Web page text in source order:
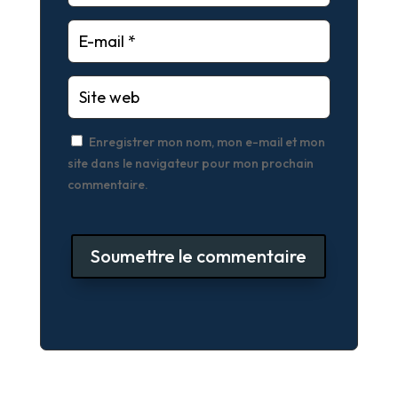
Enregistrer mon nom, mon e-mail et mon
site dans le navigateur pour mon prochain
commentaire.
Soumettre le commentaire